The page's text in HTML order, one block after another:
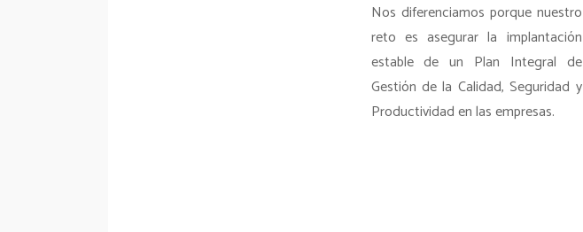
Nos diferenciamos porque nuestro
reto es asegurar la implantación
estable de un Plan Integral de
Gestión de la Calidad, Seguridad y
Productividad en las empresas.